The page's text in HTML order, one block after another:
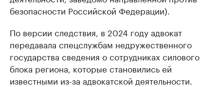
безопасности Российской Федерации).
По версии следствия, в 2024 году адвокат
передавала спецслужбам недружественного
государства сведения о сотрудниках силового
блока региона, которые становились ей
известными из-за адвокатской деятельности.